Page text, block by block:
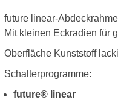
future linear-
Mit kleinen Eckradien für
Oberfläche Kunststoff
Schalterprogramme:
future® linear